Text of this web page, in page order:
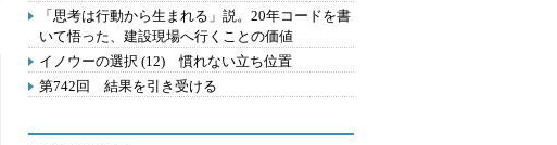
「思考は行動から生まれる」説。20年コードを書
いて悟った、建設現場へ行くことの価値
イノウーの選択 (12) 慣れない立ち位置
第742回 結果を引き受ける